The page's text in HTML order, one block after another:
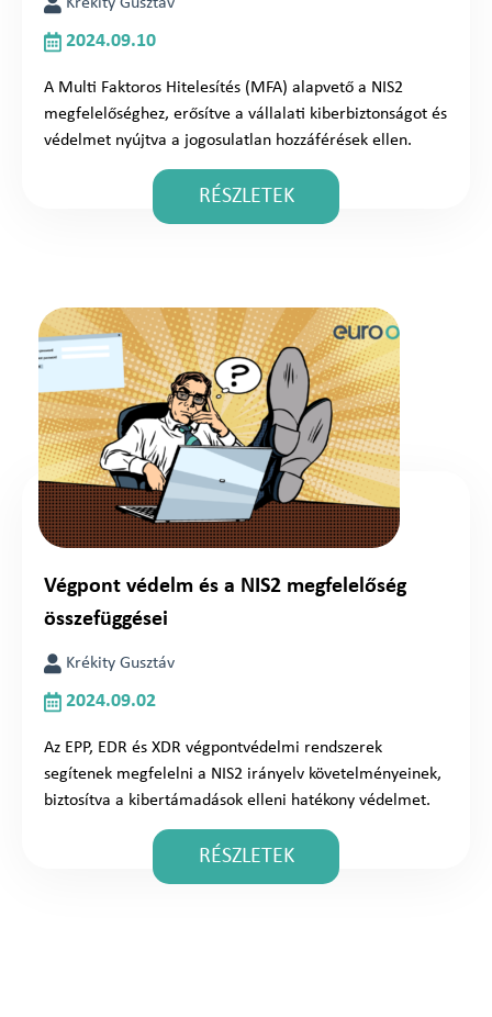
Krékity Gusztáv
2024.09.10
A Multi Faktoros Hitelesítés (MFA) alapvető a NIS2
megfelelőséghez, erősítve a vállalati kiberbiztonságot és
védelmet nyújtva a jogosulatlan hozzáférések ellen.
RÉSZLETEK
Végpont védelm és a NIS2 megfelelőség
összefüggései
Krékity Gusztáv
2024.09.02
Az EPP, EDR és XDR végpontvédelmi rendszerek
segítenek megfelelni a NIS2 irányelv követelményeinek,
biztosítva a kibertámadások elleni hatékony védelmet.
RÉSZLETEK